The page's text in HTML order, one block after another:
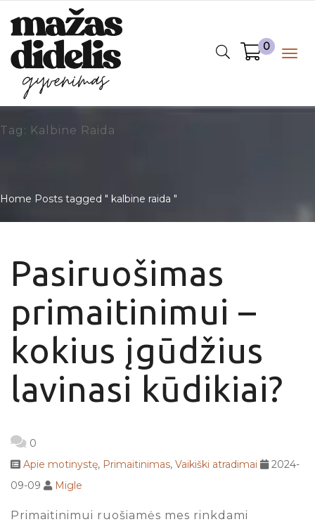
0
Tag: Kalbine Raida
Home Posts tagged " kalbine raida "
Pasiruošimas
primaitinimui –
kokius įgūdžius
lavinasi kūdikiai?
0
Apie motinystę, Primaitinimas, Vaikiški atradimai
2024-
09-09
Migle
Primaitinimui ruošiamės mes rinkdami